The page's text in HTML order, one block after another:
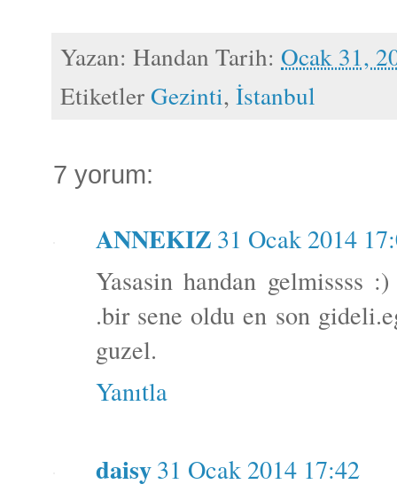
Yazan: Handan Tarih: Ocak 31,
EtiketlerGezinti, İstanbul
7 yorum:
ANNEKIZ 31 Ocak 2014
Yasasin handan gelmissss
.bir sene oldu en son
guzel.
Yanıtla
daisy31 Ocak 2014 17:42